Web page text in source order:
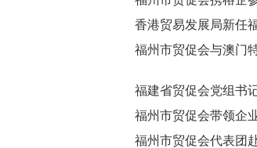
香港贸易发展局新任
福州市贸促会与澳门
福建省贸促会党组书
福州市贸促会带领企
福州市贸促会代表团